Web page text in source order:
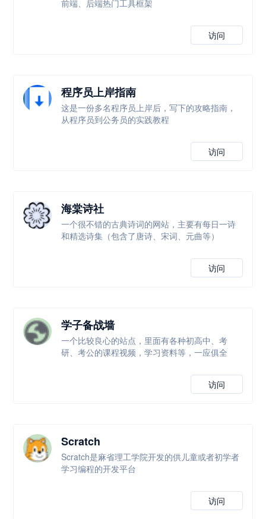
前端、后端热门工具框架
访问
程序员上岸指南
这是一份多名程序员上岸后，写下的攻略指南，
从程序员到公务员的实践教程
访问
海棠诗社
一个很不错的古典诗词的网站，主要有每日一诗
和精选诗集（包含了唐诗、宋词、元曲等）
访问
学子备战墙
一个比较良心的站点，里面有各种初高中、考
研、考公的课程视频，学习资料等，一应俱全
访问
Scratch
Scratch是麻省理工学院开发的供儿童或者初学者
学习编程的开发平台
访问